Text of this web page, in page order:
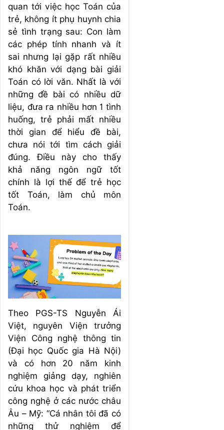
quan tới việc học Toán của
trẻ, không ít phụ huynh chia
sẻ tình trạng sau: Con làm
các phép tính nhanh và ít
sai nhưng lại gặp rất nhiều
khó khăn với dạng bài giải
Toán có lời văn. Nhất là với
những đề bài có nhiều dữ
liệu, đưa ra nhiều hơn 1 tình
huống, trẻ phải mất nhiều
thời gian để hiểu đề bài,
chưa nói tới tìm cách giải
đúng. Điều này cho thấy
khả năng ngôn ngữ tốt
chính là lợi thế để trẻ học
tốt Toán, làm chủ môn
Toán.
Theo PGS-TS Nguyễn Ái
Việt, nguyên Viện trưởng
Viện Công nghệ thông tin
(Đại học Quốc gia Hà Nội)
và có hơn 20 năm kinh
nghiệm giảng dạy, nghiên
cứu khoa học và phát triển
công nghệ ở các nước châu
Âu – Mỹ: “Cá nhân tôi đã có
những thử nghiệm để